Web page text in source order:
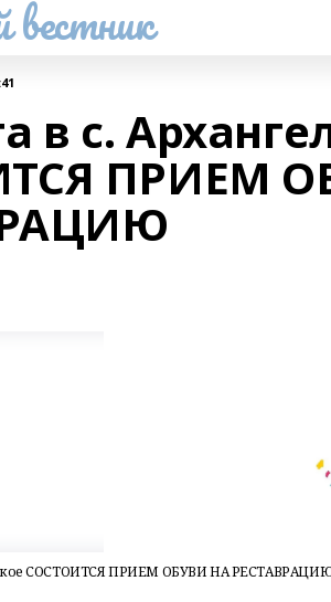
вестник
в с.
ПРИЕМ
СОСТОИТСЯ ПРИЕМ ОБУВИ НА